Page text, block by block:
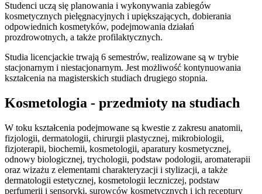
Studenci uczą się planowania i wykonywania zabiegów
kosmetycznych pielęgnacyjnych i upiększających, dobierania
odpowiednich kosmetyków, podejmowania działań
prozdrowotnych, a także profilaktycznych.
Studia licencjackie trwają 6 semestrów, realizowane są w trybie
stacjonarnym i niestacjonarnym. Jest możliwość kontynuowania
kształcenia na magisterskich studiach drugiego stopnia.
Kosmetologia - przedmioty na studiach
W toku kształcenia podejmowane są kwestie z zakresu anatomii,
fizjologii, dermatologii, chirurgii plastycznej, mikrobiologii,
fizjoterapii, biochemii, kosmetologii, aparatury kosmetycznej,
odnowy biologicznej, trychologii, podstaw podologii, aromaterapii
oraz wizażu z elementami charakteryzacji i stylizacji, a także
dermatologii estetycznej, kosmetologii leczniczej, podstaw
perfumerii i sensoryki, surowców kosmetycznych i ich receptury